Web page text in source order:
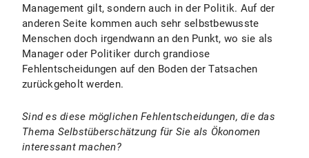
Management gilt, sondern auch in der Politik. Auf der
anderen Seite kommen auch sehr selbstbewusste
Menschen doch irgendwann an den Punkt, wo sie als
Manager oder Politiker durch grandiose
Fehlentscheidungen auf den Boden der Tatsachen
zurückgeholt werden.
Sind es diese möglichen Fehlentscheidungen, die das
Thema Selbstüberschätzung für Sie als Ökonomen
interessant machen?